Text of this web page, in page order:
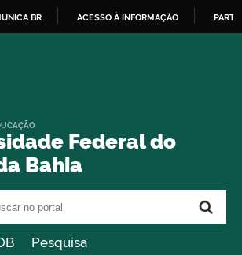
BR ACESSO À INFORMAÇÃO
Federal do
Bahia
Pesquisa